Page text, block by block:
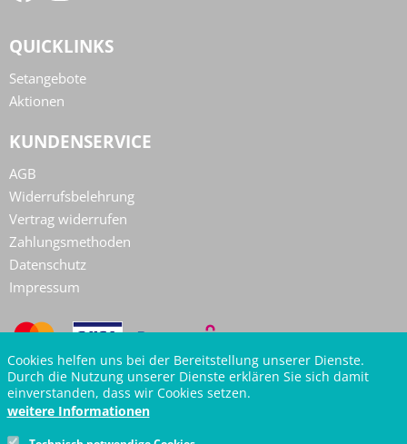
QUICKLINKS
Setangebote
Aktionen
KUNDENSERVICE
AGB
Widerrufsbelehrung
Vertrag widerrufen
Zahlungsmethoden
Datenschutz
Impressum
Cookies helfen uns bei der Bereitstellung unserer Dienste.
Durch die Nutzung unserer Dienste erklären Sie sich damit
einverstanden, dass wir Cookies setzen.
weitere Informationen